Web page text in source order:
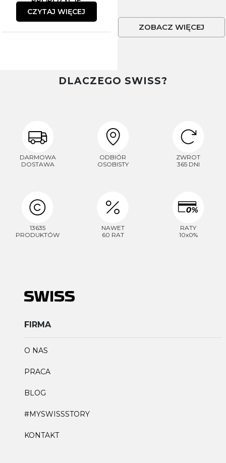
CZYTAJ WIĘCEJ
ZOBACZ WIĘCEJ
DLACZEGO SWISS?
DARMOWA
DOSTAWA
ODBIÓR
OSOBISTY
ZWROT
365 DNI
13635
PRODUKTÓW
NAWET
60 RAT
RATY
10x0%
FIRMA
O NAS
PRACA
BLOG
#MYSWISSSTORY
KONTAKT
Płeć
Akcetpuję regulamin i politykę
Polityka prywatności